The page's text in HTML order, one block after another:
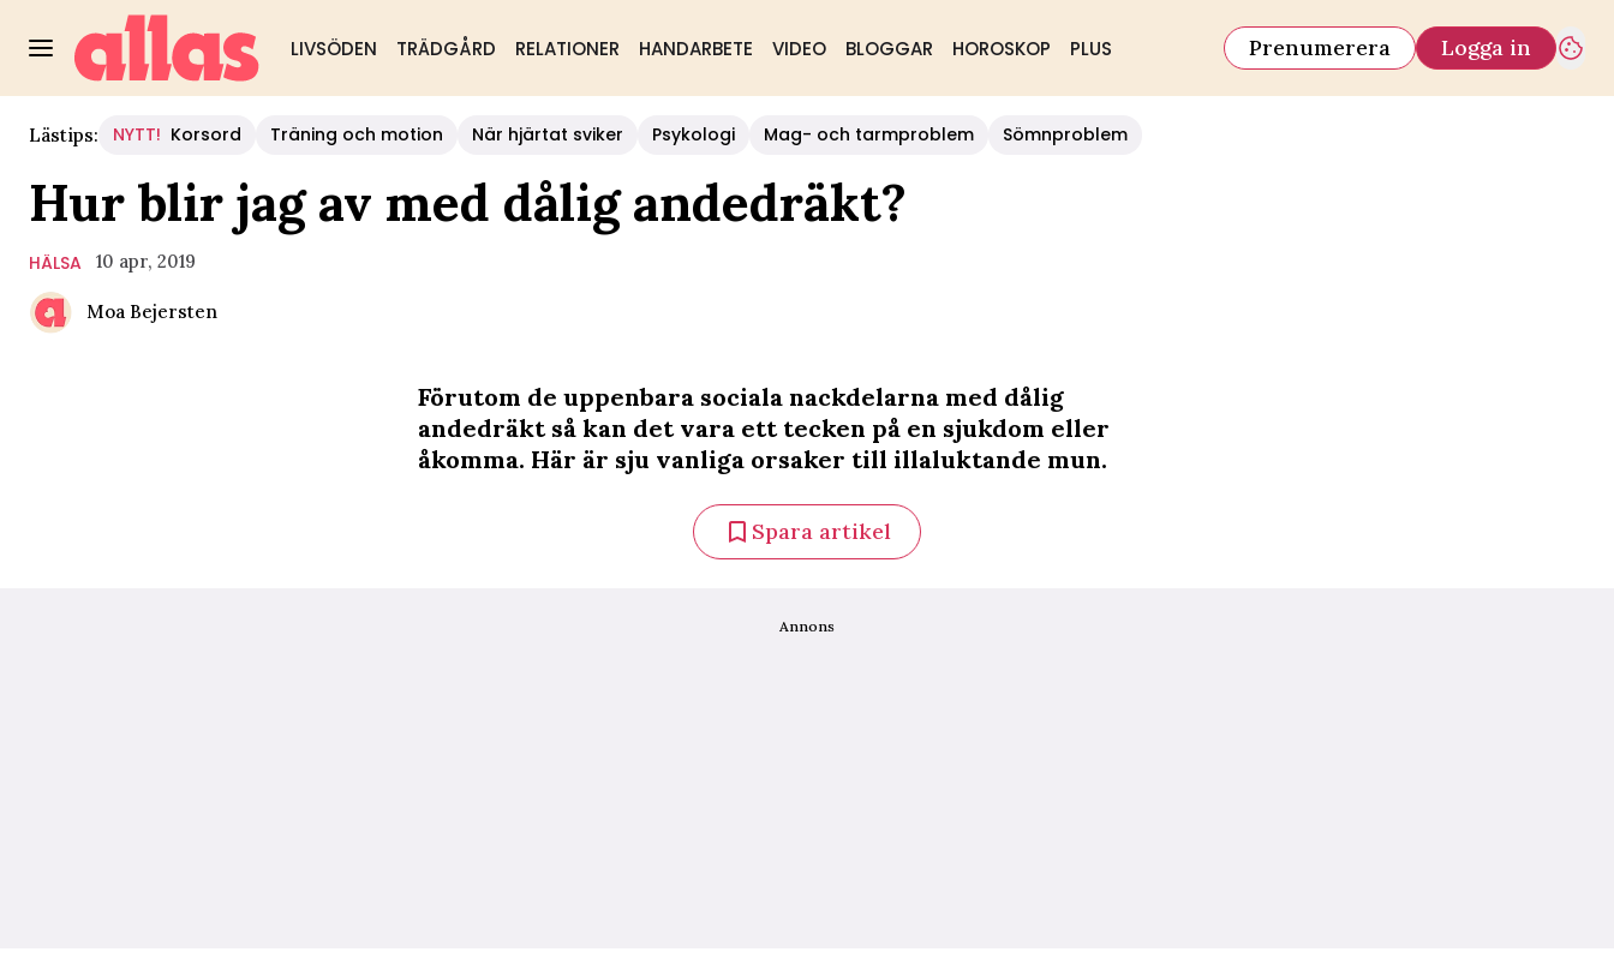
LIVSÖDEN TRÄDGÅRD RELATIONER HANDARBETE VIDEO BLOGGAR HOROSKOP PLUS Prenumerera Logga in
Lästips: NYTT! Korsord Träning och motion När hjärtat sviker Psykologi Mag- och tarmproblem Sömnproblem
Hur blir jag av med dålig andedräkt?
HÄLSA 10 apr, 2019
Moa Bejersten
Förutom de uppenbara sociala nackdelarna med dålig
andedräkt så kan det vara ett tecken på en sjukdom eller
åkomma. Här är sju vanliga orsaker till illaluktande mun.
Spara artikel
Annons